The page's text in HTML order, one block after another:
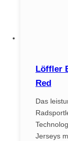
Löffler
Red
Das
Jerseys